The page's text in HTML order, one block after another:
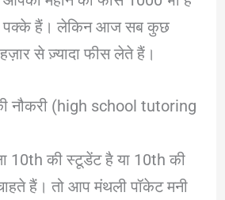
पक्के हैं। लेकिन आज सब कुछ
से ज़्यादा फीस लेते हैं।
नौकरी (high school tutoring
10th की स्टूडेंट है या 10th की
हैं। तो आप मंथली पॉकेट मनी